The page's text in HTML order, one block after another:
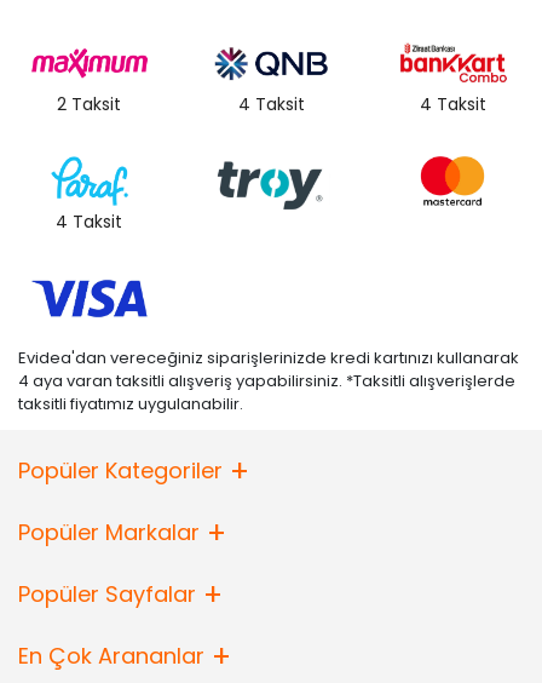
2 Taksit 4 Taksit 4 Taksit
4 Taksit
Evidea'dan vereceğiniz siparişlerinizde kredi kartınızı kullanarak
4 aya varan taksitli alışveriş yapabilirsiniz. *Taksitli alışverişlerde
taksitli fiyatımız uygulanabilir.
Popüler Kategoriler
Popüler Markalar
Popüler Sayfalar
En Çok Arananlar